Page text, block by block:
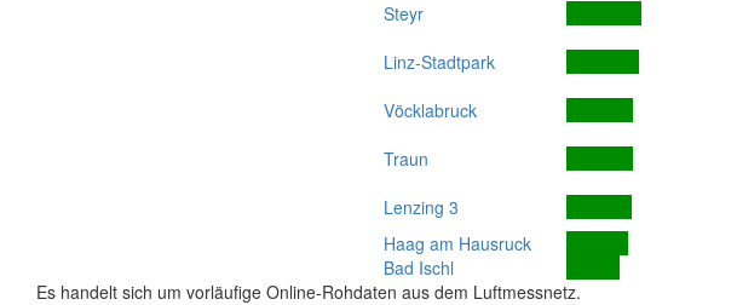
Steyr
Linz-Stadtpark
Vöcklabruck
Traun
Lenzing 3
Haag am Hausruck
Bad Ischl
Es handelt sich um vorläufige Online-Rohdaten aus dem Luftmessnetz.